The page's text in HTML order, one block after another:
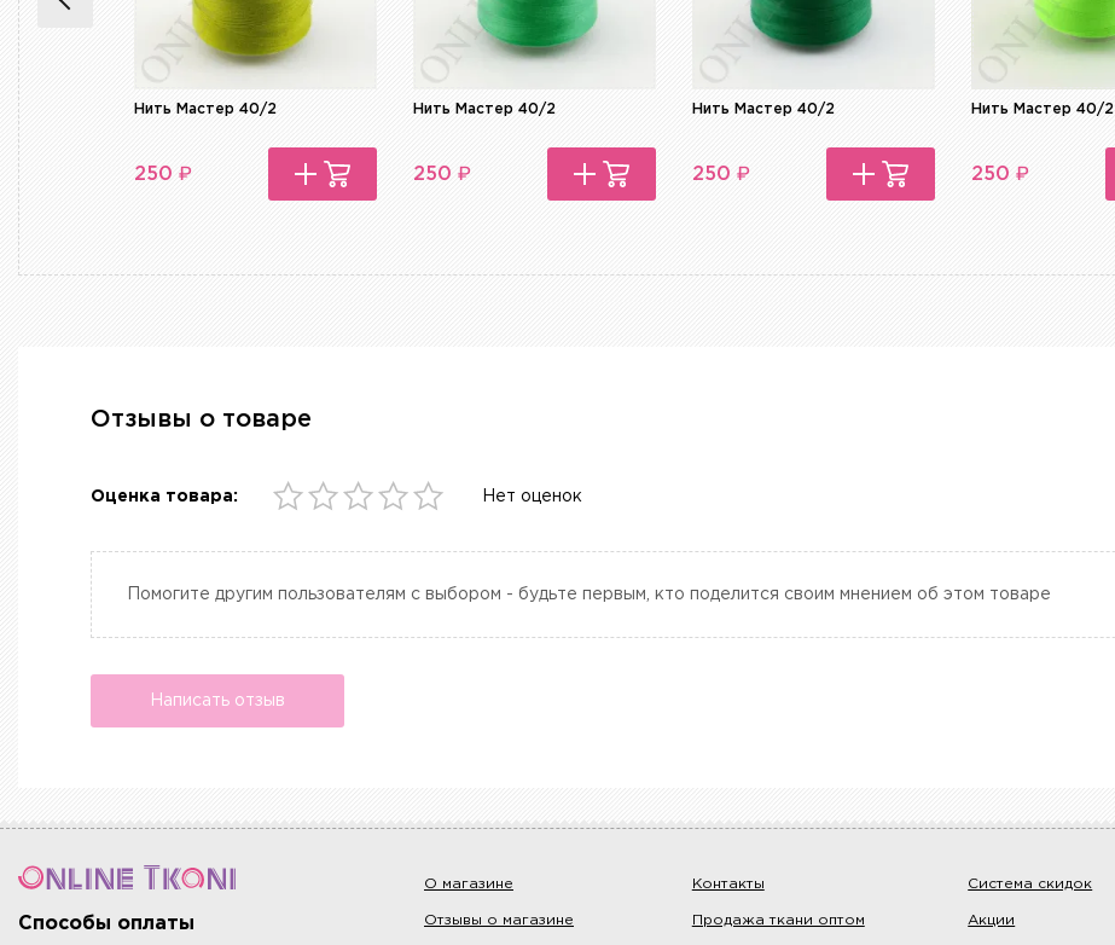
Нить Мастер 40/2
250 ₽
Нить Мастер 40/2
250 ₽
Нить Мастер 40/2
250 ₽
Нить Мастер 40/2
250 ₽
Отзывы о товаре
Оценка товара: Нет оценок
Помогите другим пользователям с выбором - будьте первым, кто поделится своим мнением об этом товаре
Написать отзыв
Способы оплаты
О магазине
Отзывы о магазине
Контакты
Продажа ткани оптом
Система скидок
Акции